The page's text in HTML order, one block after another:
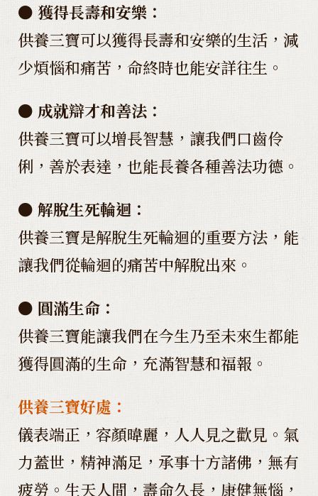
● 獲得長壽和安樂：
供養三寶可以獲得長壽和安樂的生活，減
少煩惱和痛苦，命終時也能安詳往生。
● 成就辯才和善法：
供養三寶可以增長智慧，讓我們口齒伶
俐，善於表達，也能長養各種善法功德。
● 解脫生死輪迴：
供養三寶是解脫生死輪迴的重要方法，能
讓我們從輪迴的痛苦中解脫出來。
● 圓滿生命：
供養三寶能讓我們在今生乃至未來生都能
獲得圓滿的生命，充滿智慧和福報。
供養三寶好處：
儀表端正，容顏暐麗，人人見之歡見。氣
力蓋世，精神滿足，承事十方諸佛，無有
疲勞。生天人間，壽命久長，康健無惱，